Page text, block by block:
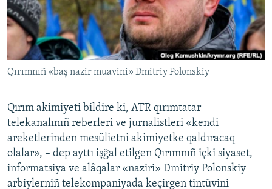
Русский
Українською
QOŞULIÑIZ!
RFE/RS bütün saytları
Qırımnıñ «baş nazir muavini» Dmitriy Polonskiy
Qırım akimiyeti bildire ki, ATR qırımtatar
telekanalınıñ reberleri ve jurnalistleri «kendi
areketlerinden mesülietni akimiyetke qaldıracaq
olalar», – dep ayttı işğal etilgen Qırımnıñ içki siyaset,
informatsiya ve alâqalar «naziri» Dmitriy Polonskiy
arbiylerniñ telekompaniyada keçirgen tintüvini